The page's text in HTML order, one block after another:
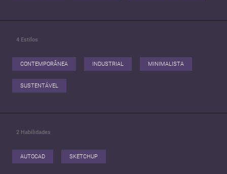
4 Estilos
CONTEMPORÂNEA INDUSTRIAL MINIMALISTA
SUSTENTÁVEL
2 Habilidades
AUTOCAD SKETCHUP